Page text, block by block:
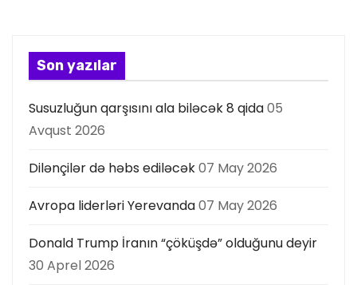
ı Son yazılar
Susuzluğun qarşısını ala biləcək 8 qida05
Avqust 2026
Dilənçilər də həbs ediləcək07 May 2026
Avropa liderləri Yerevanda07 May 2026
Donald Trump İranın “çöküşdə” olduğunu deyir
30 Aprel 2026